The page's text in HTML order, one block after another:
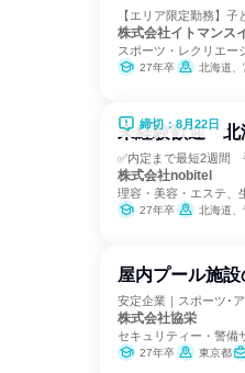
【エリア限定勤務】
株式会社イトマンス
スポーツ・レクリエー
27年卒 北海道、宮城県、
締切：8月22日
未経験歓迎 北
✅内定まで最短2週間
株式会社nobitel
理容・美容・エステ、
27年卒 北海道、青森県、岩手県、宮城県、秋田県、山形県、福島県、茨
屋内プール施
安定企業｜スポーツ･
株式会社協栄
セキュリティー・警備
27年卒 東京都